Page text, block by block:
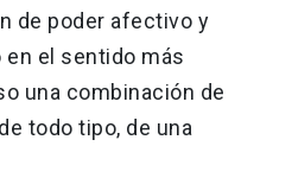
de poder afectivo y
el sentido más
una combinación de
todo tipo, de una